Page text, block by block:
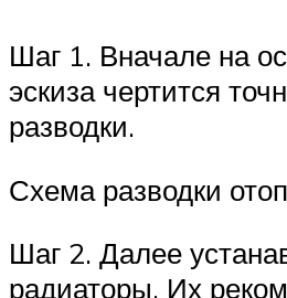
Шаг 1. Вначале на
эскиза чертится
разводки.
Схема разводки
Шаг 2. Далее
радиаторы. Их